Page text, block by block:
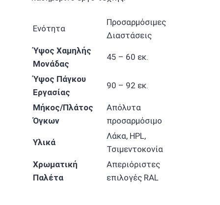
Ενότητα
Προσαρμόσιμες
Διαστάσεις
Ύψος Χαμηλής
Μονάδας
45 – 60 εκ.
Ύψος Πάγκου
Εργασίας
90 – 92 εκ.
Μήκος/Πλάτος
Όγκων
Απόλυτα
προσαρμόσιμο
Υλικά
Λάκα, HPL,
Τσιμεντοκονία
Χρωματική
Παλέτα
Απεριόριστες
επιλογές RAL